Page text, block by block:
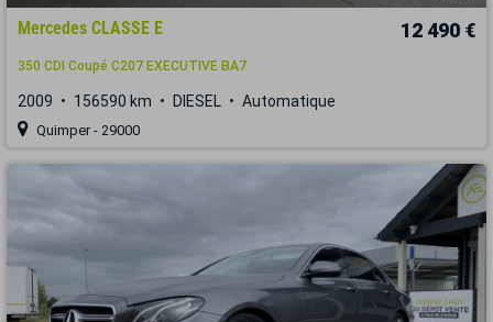
Mercedes CLASSE E 12 490 €
350 CDI Coupé C207 EXECUTIVE BA7
2009 156590 km DIESEL Automatique
Quimper - 29000